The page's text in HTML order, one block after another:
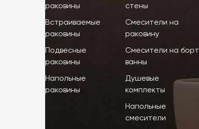
раковины
Встраиваемые
раковины
Подвесные
раковины
Напольные
раковины
стены
Смесители на
раковину
Смесители на борт
ванны
Душевые
комплекты
Напольные
смесители